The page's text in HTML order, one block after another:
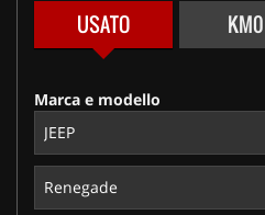
ASSISTENZA
NOLEGGIO LUNGO TERMINE
NOLEGGIO BREVE TERMINE
USATO KM0
Marca e modello